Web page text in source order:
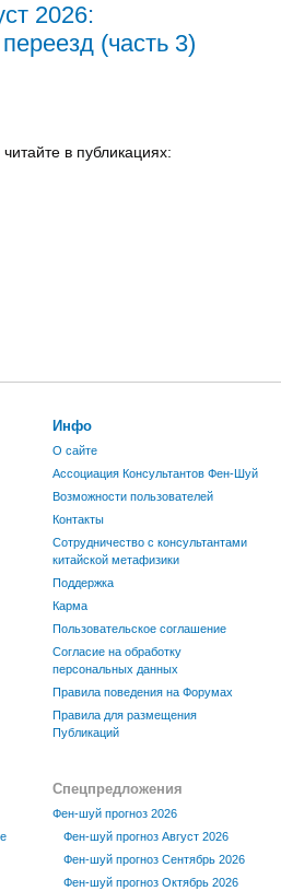
2026:
(часть 3)
в публикациях:
Инфо
О сайте
Ассоциация Консультантов Фен-Шуй
Возможности пользователей
Контакты
Сотрудничество с консультантами
китайской метафизики
Поддержка
Карма
Пользовательское соглашение
Согласие на обработку
персональных данных
Правила поведения на Форумах
Правила для размещения
Публикаций
Спецпредложения
Фен-шуй прогноз 2026
Фен-шуй прогноз Август 2026
Фен-шуй прогноз Сентябрь 2026
Фен-шуй прогноз Октябрь 2026